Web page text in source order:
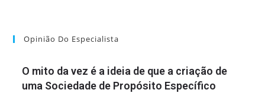
Opinião Do Especialista
O mito da vez é a ideia de que a criação de
uma Sociedade de Propósito Específico